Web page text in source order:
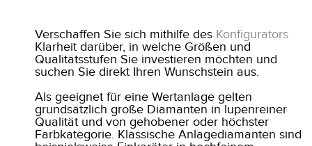
Verschaffen Sie sich mithilfe des Konfigurators
Klarheit darüber, in welche Größen und
Qualitätsstufen Sie investieren möchten und
suchen Sie direkt Ihren Wunschstein aus.
Als geeignet für eine Wertanlage gelten
grundsätzlich große Diamanten in lupenreiner
Qualität und von gehobener oder höchster
Farbkategorie. Klassische Anlagediamanten sind